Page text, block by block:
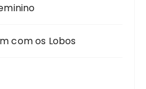
com os Lobos